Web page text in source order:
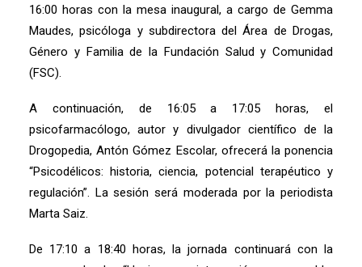
16:00 horas con la mesa inaugural, a cargo de Gemma
Maudes, psicóloga y subdirectora del Área de Drogas,
Género y Familia de la Fundación Salud y Comunidad
(FSC).
A continuación, de 16:05 a 17:05 horas, el
psicofarmacólogo, autor y divulgador científico de la
Drogopedia, Antón Gómez Escolar, ofrecerá la ponencia
“Psicodélicos: historia, ciencia, potencial terapéutico y
regulación”. La sesión será moderada por la periodista
Marta Saiz.
De 17:10 a 18:40 horas, la jornada continuará con la